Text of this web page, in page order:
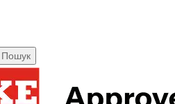
Пошук